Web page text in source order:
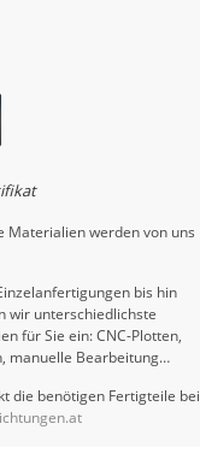
Materialien werden von uns
bis hin
wir unterschiedlichste
für Sie ein: CNC-Plotten,
manuelle Bearbeitung…
die benötigen Fertigteile bei